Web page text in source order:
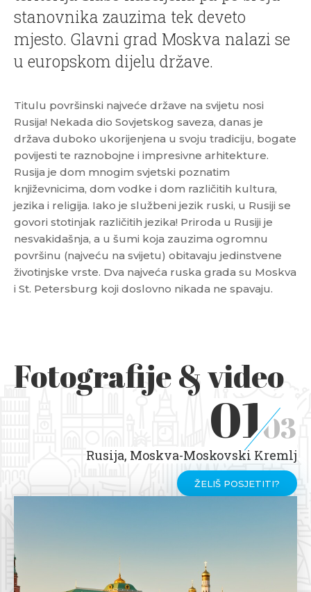
stanovnika zauzima tek deveto
mjesto. Glavni grad Moskva nalazi se
u europskom dijelu države.
Titulu površinski najveće države na svijetu nosi
Rusija! Nekada dio Sovjetskog saveza, danas je
država duboko ukorijenjena u svoju tradiciju, bogate
povijesti te raznobojne i impresivne arhitekture.
Rusija je dom mnogim svjetski poznatim
književnicima, dom vodke i dom različitih kultura,
jezika i religija. Iako je službeni jezik ruski, u Rusiji se
govori stotinjak različitih jezika! Priroda u Rusiji je
nesvakidašnja, a u šumi koja zauzima ogromnu
površinu (najveću na svijetu) obitavaju jedinstvene
životinjske vrste. Dva najveća ruska grada su Moskva
i St. Petersburg koji doslovno nikada ne spavaju.
Fotografije & video
0103
Rusija, Moskva-Moskovski Kremlj
ŽELIŠ POSJETITI?